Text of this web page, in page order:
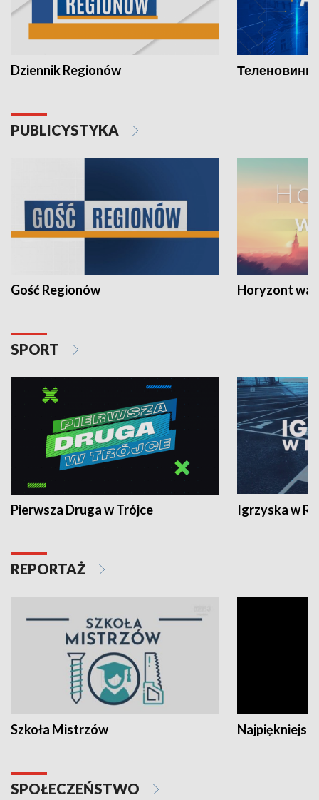
Dziennik Regionów Теленовини
PUBLICYSTYKA
Gość Regionów Horyzont
SPORT
Pierwsza Druga w Trójce Igrzyska w
REPORTAŻ
Szkoła Mistrzów
SPOŁECZEŃSTWO